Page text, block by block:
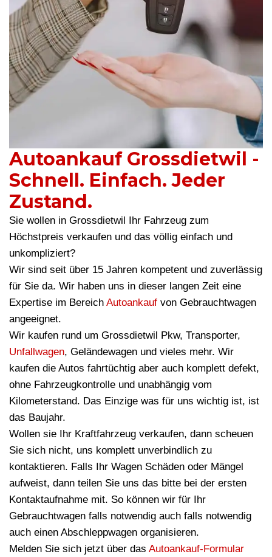
Autoankauf Grossdietwil -
Schnell. Einfach. Jeder
Zustand.
Sie wollen in Grossdietwil Ihr Fahrzeug zum
Höchstpreis verkaufen und das völlig einfach und
unkompliziert?
Wir sind seit über 15 Jahren kompetent und zuverlässig
für Sie da. Wir haben uns in dieser langen Zeit eine
Expertise im Bereich Autoankauf von Gebrauchtwagen
angeeignet.
Wir kaufen rund um Grossdietwil Pkw, Transporter,
Unfallwagen, Geländewagen und vieles mehr. Wir
kaufen die Autos fahrtüchtig aber auch komplett defekt,
ohne Fahrzeugkontrolle und unabhängig vom
Kilometerstand. Das Einzige was für uns wichtig ist, ist
das Baujahr.
Wollen sie Ihr Kraftfahrzeug verkaufen, dann scheuen
Sie sich nicht, uns komplett unverbindlich zu
kontaktieren. Falls Ihr Wagen Schäden oder Mängel
aufweist, dann teilen Sie uns das bitte bei der ersten
Kontaktaufnahme mit. So können wir für Ihr
Gebrauchtwagen falls notwendig auch falls notwendig
auch einen Abschleppwagen organisieren.
Melden Sie sich jetzt über das Autoankauf-Formular